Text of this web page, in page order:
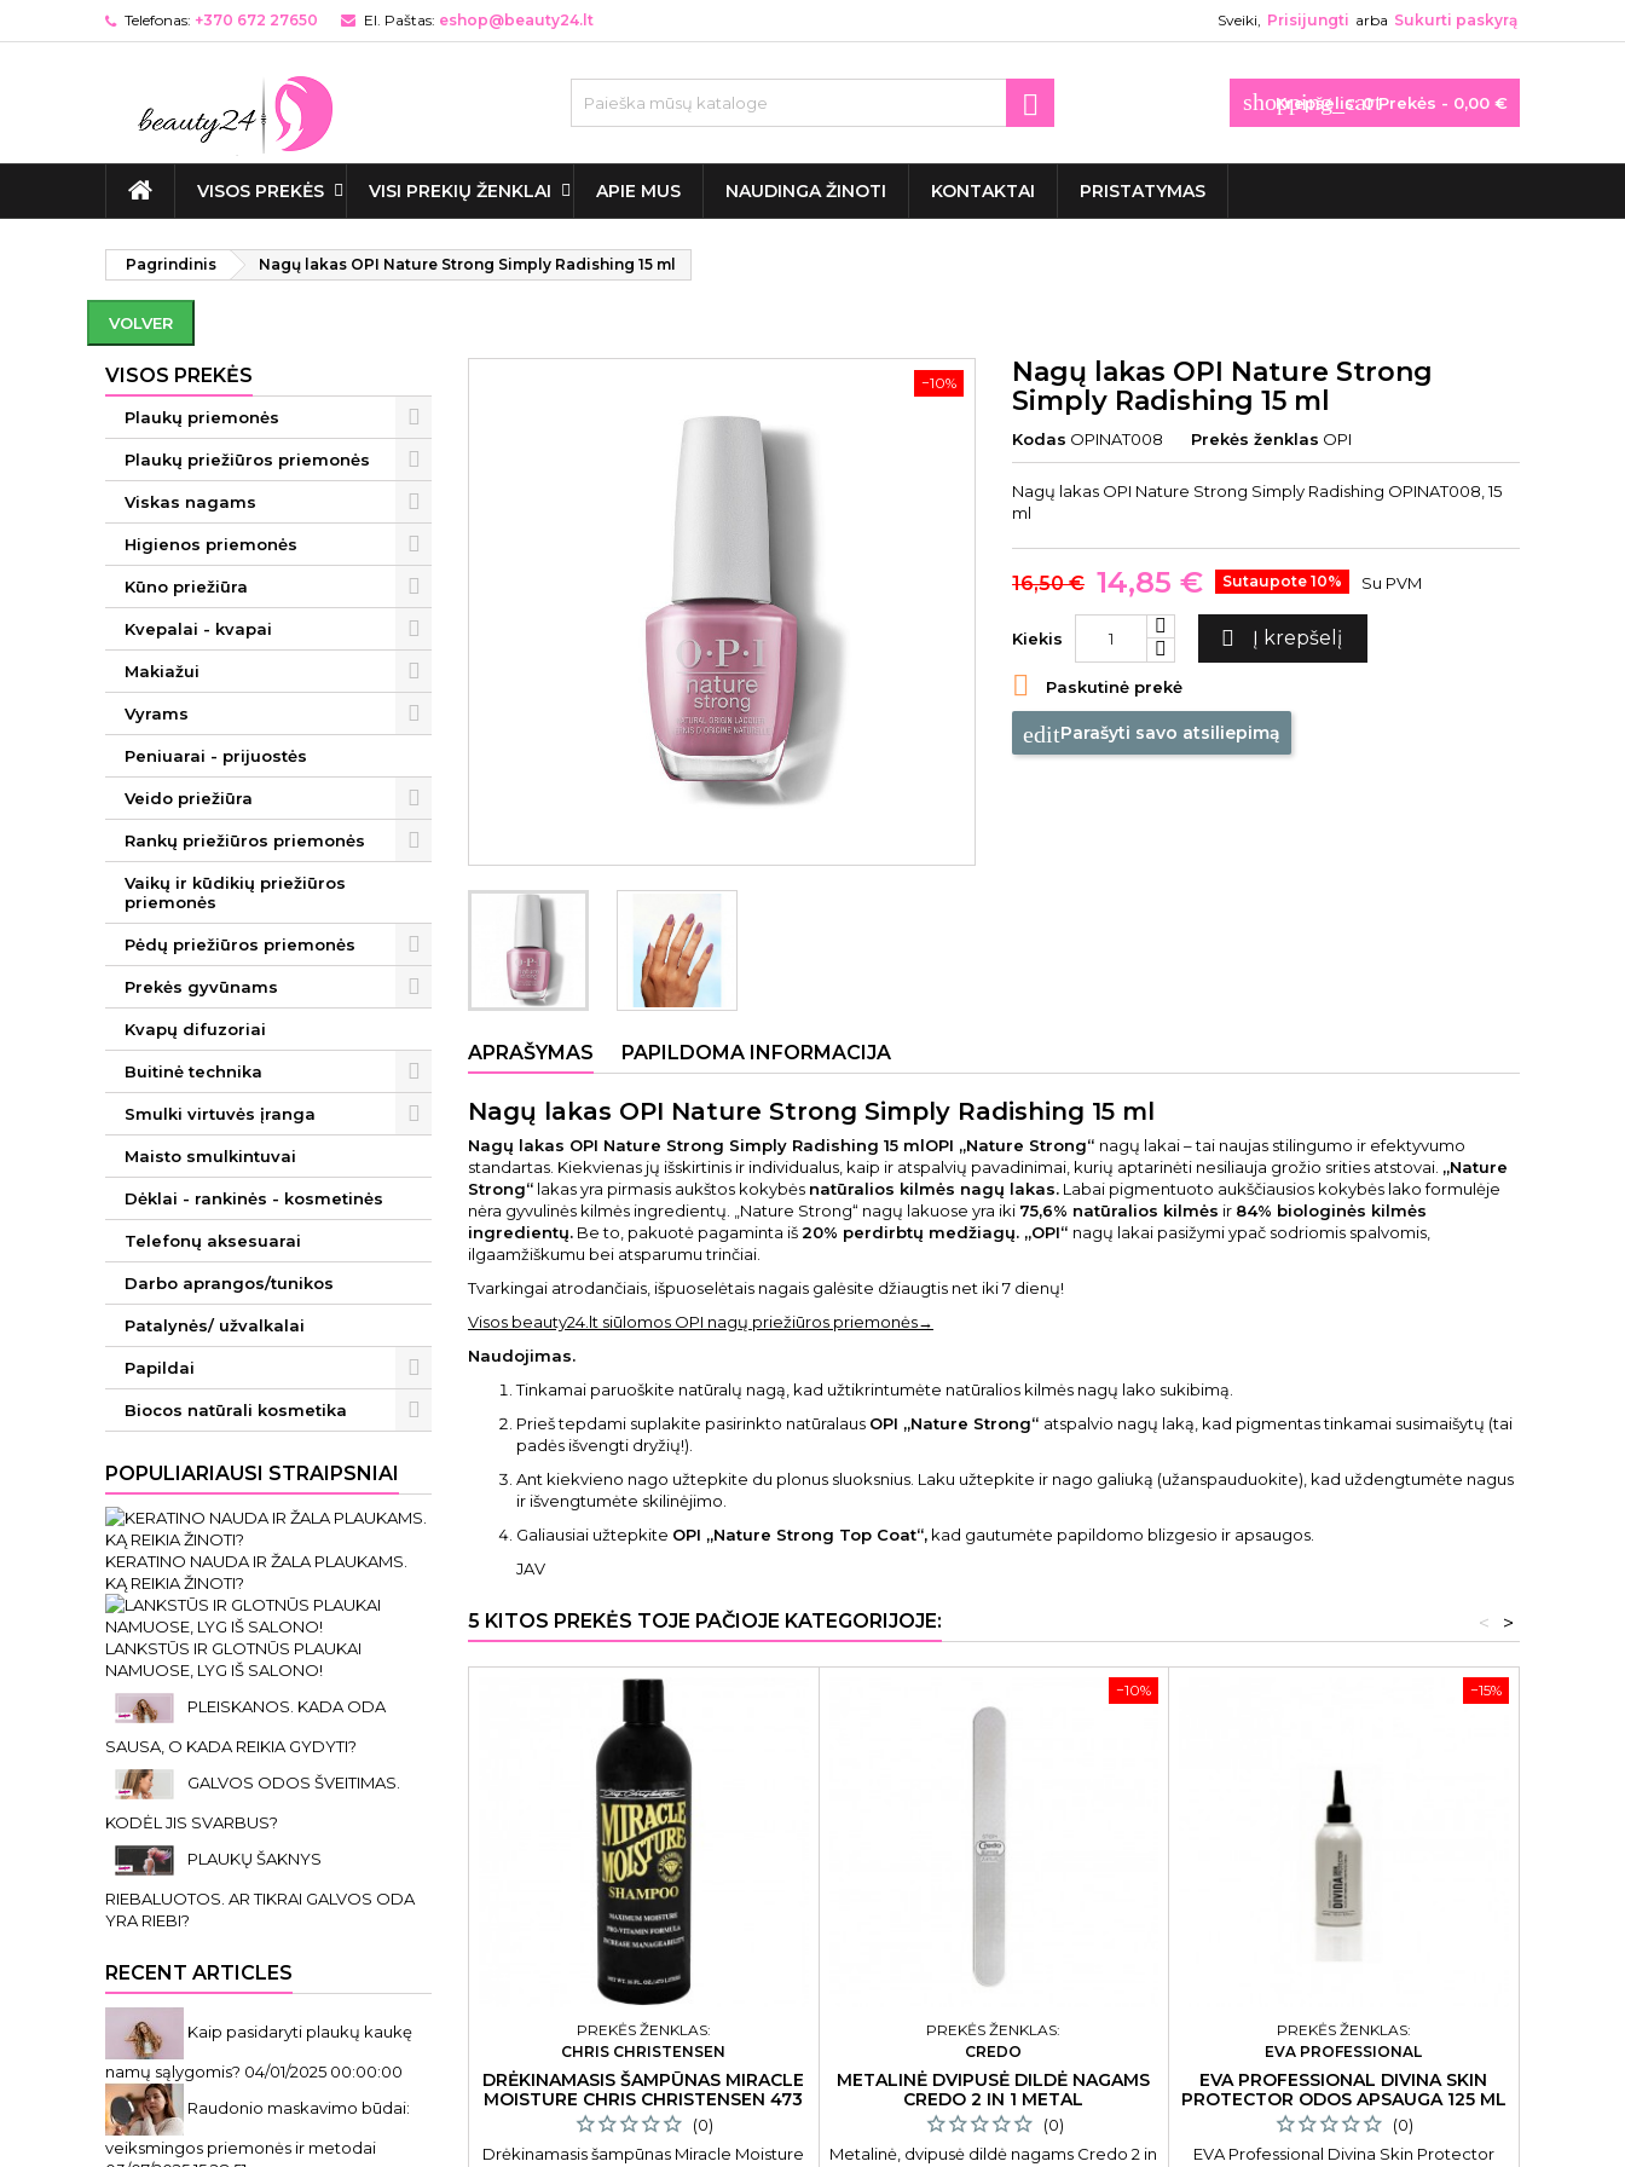
Telefonas: +370 672 27650 El. Paštas: eshop@beauty24.lt Sveiki, Prisijungti arba Sukurti paskyrą
shopping_cart
Krepšelis: 0Prekės - 0,00 €

VISOS PREKĖS VISI PREKIŲ ŽENKLAI APIE MUS NAUDINGA ŽINOTI KONTAKTAI PRISTATYMAS
Pagrindinis Nagų lakas OPI Nature Strong Simply Radishing 15 ml
VOLVER
VISOS PREKĖS
Plaukų priemonės
Plaukų priežiūros priemonės
Viskas nagams
Higienos priemonės
Kūno priežiūra
Kvepalai - kvapai
Makiažui
Vyrams
Peniuarai - prijuostės
Veido priežiūra
Rankų priežiūros priemonės
Vaikų ir kūdikių priežiūros
priemonės
Pėdų priežiūros priemonės
Prekės gyvūnams
Kvapų difuzoriai
Buitinė technika
Smulki virtuvės įranga
Maisto smulkintuvai
Dėklai - rankinės - kosmetinės
Telefonų aksesuarai
Darbo aprangos/tunikos
Patalynės/ užvalkalai
Papildai
Biocos natūrali kosmetika
POPULIARIAUSI STRAIPSNIAI
KERATINO NAUDA IR ŽALA PLAUKAMS.
KĄ REIKIA ŽINOTI?
LANKSTŪS IR GLOTNŪS PLAUKAI
NAMUOSE, LYG IŠ SALONO!
PLEISKANOS. KADA ODA
SAUSA, O KADA REIKIA GYDYTI?
GALVOS ODOS ŠVEITIMAS.
KODĖL JIS SVARBUS?
PLAUKŲ ŠAKNYS
RIEBALUOTOS. AR TIKRAI GALVOS ODA
YRA RIEBI?
RECENT ARTICLES
Kaip pasidaryti plaukų kaukę
namų sąlygomis? 04/01/2025 00:00:00
Raudonio maskavimo būdai:
veiksmingos priemonės ir metodai
−10%
Nagų lakas OPI Nature Strong
Simply Radishing 15 ml
Kodas OPINAT008 Prekės ženklas OPI
Nagų lakas OPI Nature Strong Simply Radishing OPINAT008, 15
ml
16,50 € 14,85 € Sutaupote 10% Su PVM
Kiekis  Į krepšelį
 Paskutinė prekė
editParašyti savo atsiliepimą
APRAŠYMAS PAPILDOMA INFORMACIJA
Nagų lakas OPI Nature Strong Simply Radishing 15 ml
Nagų lakas OPI Nature Strong Simply Radishing 15 mlOPI „Nature Strong“ nagų lakai – tai naujas stilingumo ir efektyvumo
standartas. Kiekvienas jų išskirtinis ir individualus, kaip ir atspalvių pavadinimai, kurių aptarinėti nesiliauja grožio srities atstovai. „Nature
Strong“ lakas yra pirmasis aukštos kokybės natūralios kilmės nagų lakas. Labai pigmentuoto aukščiausios kokybės lako formulėje
nėra gyvulinės kilmės ingredientų. „Nature Strong“ nagų lakuose yra iki 75,6% natūralios kilmės ir 84% biologinės kilmės
ingredientų. Be to, pakuotė pagaminta iš20% perdirbtų medžiagų. „OPI“ nagų lakai pasižymi ypač sodriomis spalvomis,
ilgaamžiškumu bei atsparumu trinčiai.
Tvarkingai atrodančiais, išpuoselėtais nagais galėsite džiaugtis net iki 7 dienų!
Visos beauty24.lt siūlomos OPI nagų priežiūros priemonės→
Naudojimas.
Tinkamai paruoškite natūralų nagą, kad užtikrintumėte natūralios kilmės nagų lako sukibimą.
Prieš tepdami suplakite pasirinkto natūralaus OPI „Nature Strong“ atspalvio nagų laką, kad pigmentas tinkamai susimaišytų (tai
padės išvengti dryžių!).
Ant kiekvieno nago užtepkite du plonus sluoksnius. Laku užtepkite ir nago galiuką (užanspauduokite), kad uždengtumėte nagus
ir išvengtumėte skilinėjimo.
Galiausiai užtepkite OPI „Nature Strong Top Coat“, kad gautumėte papildomo blizgesio ir apsaugos.
JAV
5 KITOS PREKĖS TOJE PAČIOJE KATEGORIJOJE: >
<
PREKĖS ŽENKLAS:
CHRIS CHRISTENSEN
DRĖKINAMASIS ŠAMPŪNAS MIRACLE
MOISTURE CHRIS CHRISTENSEN 473
ML
(0)
Drėkinamasis šampūnas Miracle Moisture
−10%
PREKĖS ŽENKLAS:
CREDO
METALINĖ DVIPUSĖ DILDĖ NAGAMS
CREDO 2 IN 1 METAL
(0)
Metalinė, dvipusė dildė nagams Credo 2 in
−15%
PREKĖS ŽENKLAS:
EVA PROFESSIONAL
EVA PROFESSIONAL DIVINA SKIN
PROTECTOR ODOS APSAUGA 125 ML
(0)
EVA Professional Divina Skin Protector